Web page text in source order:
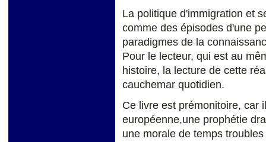
La politique d'immigration et
comme des épisodes d'une
paradigmes de la
Pour le lecteur, qui est au
histoire, la lecture de cette
cauchemar quotidien.
Ce livre est prémonitoire, car
européenne,une prophétie
une morale de temps troubles